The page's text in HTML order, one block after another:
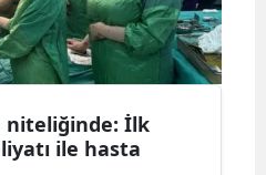
niteliğinde: İlk
ile hasta